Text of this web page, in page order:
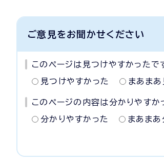
ご意見をお聞かせください
このページは見つけやすかったで
見つけやすかった まあま
このページの内容は分かりやすか
分かりやすかった まあまあ